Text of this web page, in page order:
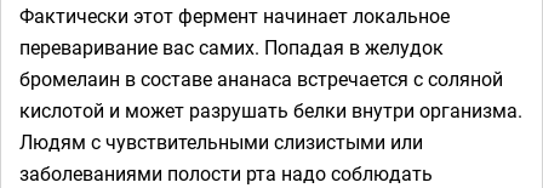
Фактически этот фермент начинает локальное
переваривание вас самих. Попадая в желудок
бромелаин в составе ананаса встречается с соляной
кислотой и может разрушать белки внутри организма.
Людям с чувствительными слизистыми или
заболеваниями полости рта надо соблюдать